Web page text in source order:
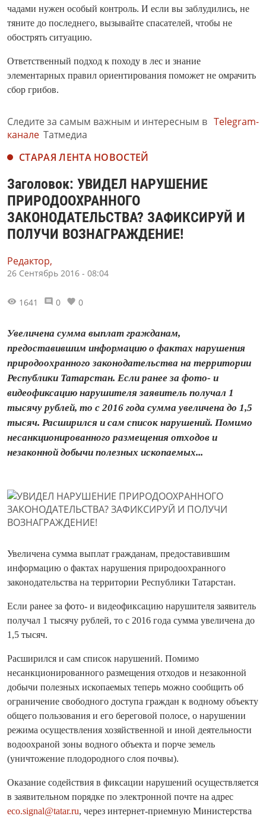
чадами нужен особый контроль. И если вы заблудились, не
тяните до последнего, вызывайте спасателей, чтобы не
обострять ситуацию.
Ответственный подход к походу в лес и знание
элементарных правил ориентирования поможет не омрачить
сбор грибов.
Следите за самым важным и интересным в Telegram-
канале Татмедиа
СТАРАЯ ЛЕНТА НОВОСТЕЙ
Заголовок: УВИДЕЛ НАРУШЕНИЕ
ПРИРОДООХРАННОГО
ЗАКОНОДАТЕЛЬСТВА? ЗАФИКСИРУЙ И
ПОЛУЧИ ВОЗНАГРАЖДЕНИЕ!
Редактор,
26 Сентябрь 2016 - 08:04
1641 0 0
Увеличена сумма выплат гражданам,
предоставившим информацию о фактах нарушения
природоохранного законодательства на территории
Республики Татарстан. Если ранее за фото- и
видеофиксацию нарушителя заявитель получал 1
тысячу рублей, то с 2016 года сумма увеличена до 1,5
тысяч. Расширился и сам список нарушений. Помимо
несанкционированного размещения отходов и
незаконной добычи полезных ископаемых...
Увеличена сумма выплат гражданам, предоставившим
информацию о фактах нарушения природоохранного
законодательства на территории Республики Татарстан.
Если ранее за фото- и видеофиксацию нарушителя заявитель
получал 1 тысячу рублей, то с 2016 года сумма увеличена до
1,5 тысяч.
Расширился и сам список нарушений. Помимо
несанкционированного размещения отходов и незаконной
добычи полезных ископаемых теперь можно сообщить об
ограничение свободного доступа граждан к водному объекту
общего пользования и его береговой полосе, о нарушении
режима осуществления хозяйственной и иной деятельности
водоохраной зоны водного объекта и порче земель
(уничтожение плодородного слоя почвы).
Оказание содействия в фиксации нарушений осуществляется
в заявительном порядке по электронной почте на адрес
eco.signal@tatar.ru, через интернет-приемную Министерства